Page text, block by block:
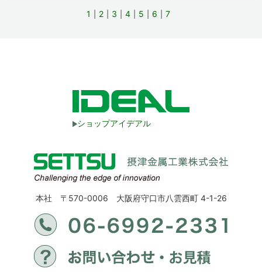
1 2 3 4 5 6 7
ショップアイデアル
本社 〒570-0006 大阪府守口市八雲西町 4-1-26